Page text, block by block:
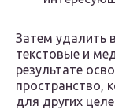
Затем удалить
текстовые и
результате
пространство,
для других